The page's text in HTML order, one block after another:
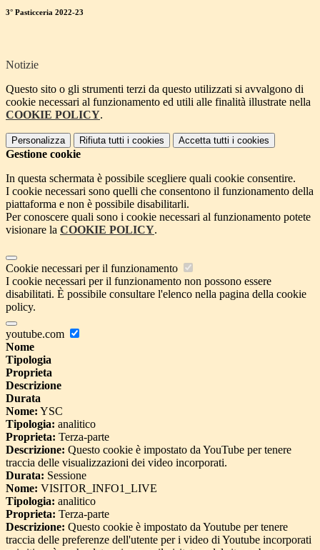
3° Pasticceria 2022-23
Notizie
Questo sito o gli strumenti terzi da questo utilizzati si avvalgono di
cookie necessari al funzionamento ed utili alle finalità illustrate nella
COOKIE POLICY.
Personalizza Rifiuta tutti i cookies Accetta tutti i cookies
Gestione cookie
In questa schermata è possibile scegliere quali cookie consentire.
I cookie necessari sono quelli che consentono il funzionamento della
piattaforma e non è possibile disabilitarli.
Per conoscere quali sono i cookie necessari al funzionamento potete
visionare la COOKIE POLICY.
Cookie necessari per il funzionamento
I cookie necessari per il funzionamento non possono essere
disabilitati. È possibile consultare l'elenco nella pagina della cookie
policy.
youtube.com
Nome
Tipologia
Proprieta
Descrizione
Durata
Nome: YSC
Tipologia: analitico
Proprieta: Terza-parte
Descrizione: Questo cookie è impostato da YouTube per tenere
traccia delle visualizzazioni dei video incorporati.
Durata: Sessione
Nome: VISITOR_INFO1_LIVE
Tipologia: analitico
Proprieta: Terza-parte
Descrizione: Questo cookie è impostato da Youtube per tenere
traccia delle preferenze dell'utente per i video di Youtube incorporati